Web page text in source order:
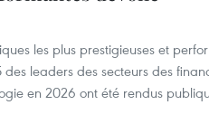
les plus prestigieuses et
des leaders des secteurs des
en 2026 ont été rendus